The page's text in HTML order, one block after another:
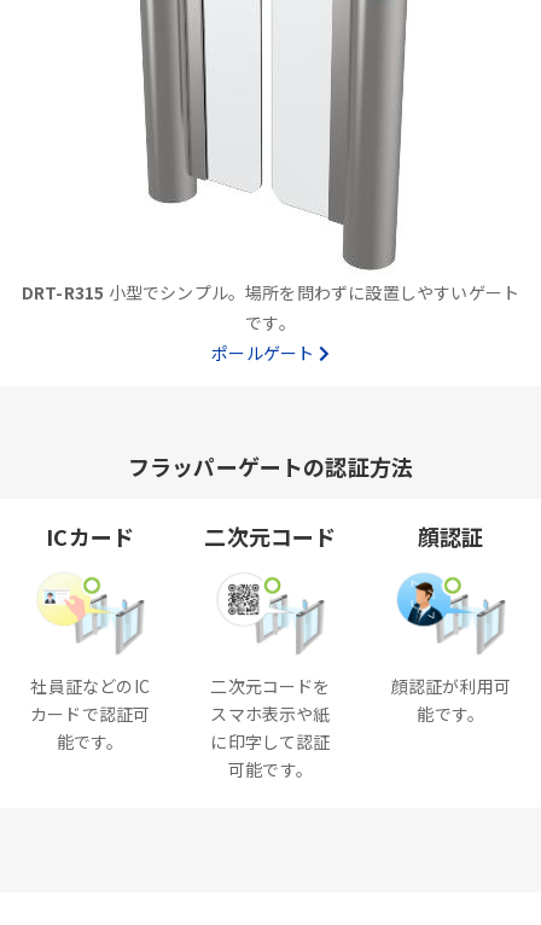
DRT-R315 小型でシンプル。場所を問わずに設置しやすいゲート
です。
ポールゲート
フラッパーゲートの認証方法
ICカード
社員証などのIC
カードで認証可
能です。
二次元コード
二次元コードを
スマホ表示や紙
に印字して認証
可能です。
顔認証
顔認証が利用可
能です。